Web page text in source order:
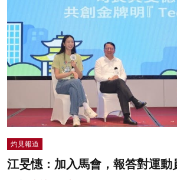
灼見報道
江旻憓：加入馬會，報答對運動